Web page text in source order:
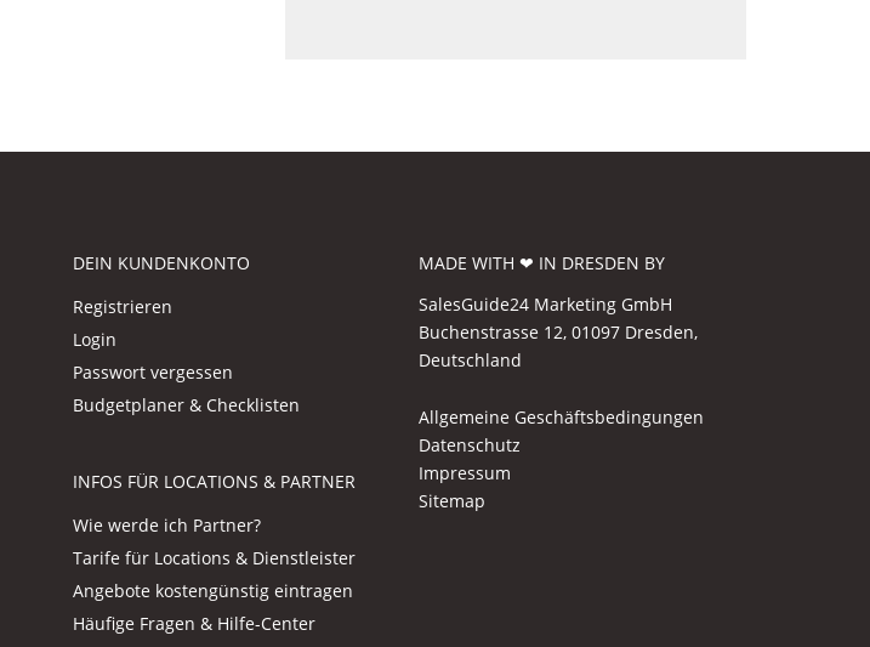
DEIN KUNDENKONTO
Registrieren
Login
Passwort vergessen
Budgetplaner & Checklisten
INFOS FÜR LOCATIONS & PARTNER
Wie werde ich Partner?
Tarife für Locations & Dienstleister
Angebote kostengünstig eintragen
Häufige Fragen & Hilfe-Center
MADE WITH ❤ IN DRESDEN BY
SalesGuide24 Marketing GmbH
Buchenstrasse 12, 01097 Dresden,
Deutschland
Allgemeine Geschäftsbedingungen
Datenschutz
Impressum
Sitemap